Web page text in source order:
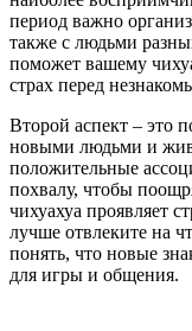
период важно
также с людьми
поможет вашему
страх перед
Второй аспект – это
новыми людьми и
положительные
похвалу, чтобы
чихуахуа проявляет
лучше отвлеките на
понять, что новые
для игры и общения.